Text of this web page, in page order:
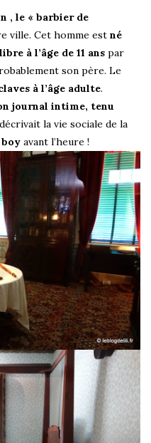
, le « barbier de
ville. Cet homme est né
à l’âge de 11 ans par
son père. Le
à l’âge adulte.
journal intime, tenu
la vie sociale de la
avant l’heure !